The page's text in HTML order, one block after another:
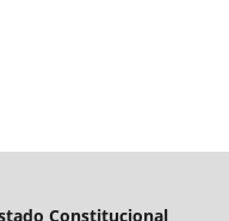
Constitucional